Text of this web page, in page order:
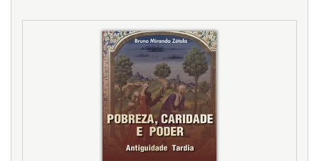
O escárnio como recompensa, p. 104